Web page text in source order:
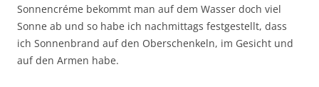
Sonnencréme bekommt man auf dem Wasser doch viel
Sonne ab und so habe ich nachmittags festgestellt, dass
ich Sonnenbrand auf den Oberschenkeln, im Gesicht und
auf den Armen habe.